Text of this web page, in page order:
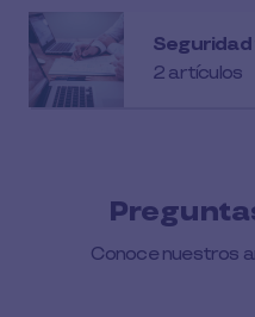
2 artículos
Conoce nuestros